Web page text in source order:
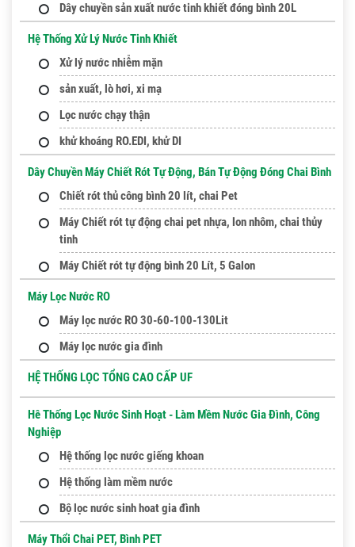
Dây chuyền sản xuất nước tinh khiết đóng bình 20L
Hệ Thống Xử Lý Nước Tinh Khiết
Xử lý nước nhiễm mặn
sản xuất, lò hơi, xi mạ
Lọc nước chạy thận
khử khoáng RO.EDI, khử DI
Dây Chuyền Máy Chiết Rót Tự Động, Bán Tự Động Đóng Chai Bình
Chiết rót thủ công bình 20 lít, chai Pet
Máy Chiết rót tự động chai pet nhựa, lon nhôm, chai thủy
tinh
Máy Chiết rót tự động bình 20 Lít, 5 Galon
Máy Lọc Nước RO
Máy lọc nước RO 30-60-100-130Lit
Máy lọc nước gia đình
HỆ THỐNG LỌC TỔNG CAO CẤP UF
Hê Thống Lọc Nước Sinh Hoạt - Làm Mềm Nước Gia Đình, Công
Nghiệp
Hệ thống lọc nước giếng khoan
Hệ thống làm mềm nước
Bộ lọc nước sinh hoat gia đình
Máy Thổi Chai PET, Bình PET